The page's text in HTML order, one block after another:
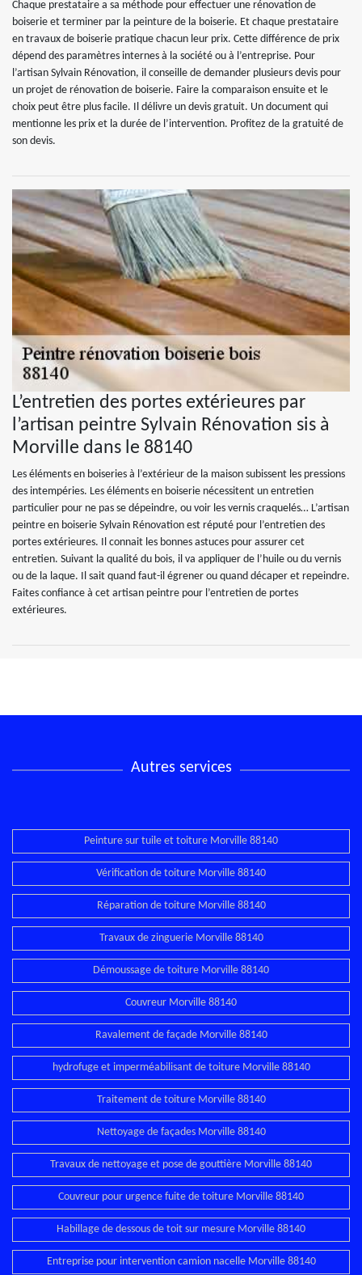
Chaque prestataire a sa méthode pour effectuer une rénovation de
boiserie et terminer par la peinture de la boiserie. Et chaque prestataire
en travaux de boiserie pratique chacun leur prix. Cette différence de prix
dépend des paramètres internes à la société ou à l’entreprise. Pour
l’artisan Sylvain Rénovation, il conseille de demander plusieurs devis pour
un projet de rénovation de boiserie. Faire la comparaison ensuite et le
choix peut être plus facile. Il délivre un devis gratuit. Un document qui
mentionne les prix et la durée de l’intervention. Profitez de la gratuité de
son devis.
L’entretien des portes extérieures par
l’artisan peintre Sylvain Rénovation sis à
Morville dans le 88140
Les éléments en boiseries à l’extérieur de la maison subissent les pressions
des intempéries. Les éléments en boiserie nécessitent un entretien
particulier pour ne pas se dépeindre, ou voir les vernis craquelés… L’artisan
peintre en boiserie Sylvain Rénovation est réputé pour l’entretien des
portes extérieures. Il connait les bonnes astuces pour assurer cet
entretien. Suivant la qualité du bois, il va appliquer de l’huile ou du vernis
ou de la laque. Il sait quand faut-il égrener ou quand décaper et repeindre.
Faites confiance à cet artisan peintre pour l’entretien de portes
extérieures.
Autres services
Peinture sur tuile et toiture Morville 88140
Vérification de toiture Morville 88140
Réparation de toiture Morville 88140
Travaux de zinguerie Morville 88140
Démoussage de toiture Morville 88140
Couvreur Morville 88140
Ravalement de façade Morville 88140
hydrofuge et imperméabilisant de toiture Morville 88140
Traitement de toiture Morville 88140
Nettoyage de façades Morville 88140
Travaux de nettoyage et pose de gouttière Morville 88140
Couvreur pour urgence fuite de toiture Morville 88140
Habillage de dessous de toit sur mesure Morville 88140
Entreprise pour intervention camion nacelle Morville 88140